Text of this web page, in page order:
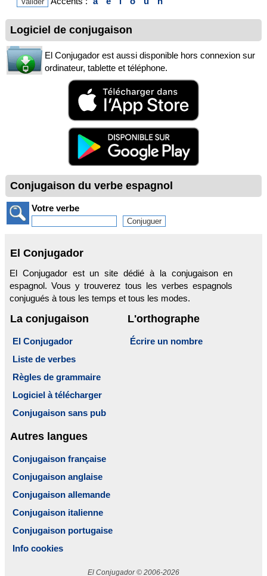
Logiciel de conjugaison
El Conjugador est aussi disponible hors connexion sur
ordinateur, tablette et téléphone.
Conjugaison du verbe espagnol
Votre verbe
El Conjugador
El Conjugador est un site dédié à la conjugaison en
espagnol. Vous y trouverez tous les verbes espagnols
conjugués à tous les temps et tous les modes.
La conjugaison
El Conjugador
Liste de verbes
Règles de grammaire
Logiciel à télécharger
Conjugaison sans pub
L'orthographe
Écrire un nombre
Autres langues
Conjugaison française
Conjugaison anglaise
Conjugaison allemande
Conjugaison italienne
Conjugaison portugaise
Info cookies
El Conjugador © 2006-2026